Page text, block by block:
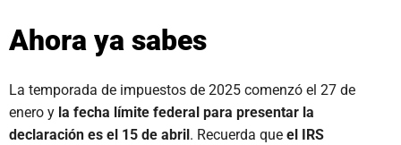
Ahora ya sabes
La temporada de impuestos de 2025 comenzó el 27 de
enero y la fecha límite federal para presentar la
declaración es el 15 de abril. Recuerda que el IRS